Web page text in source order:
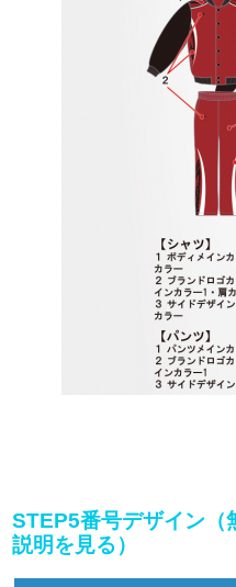
STEP5番号デザイン（
説明を見る）